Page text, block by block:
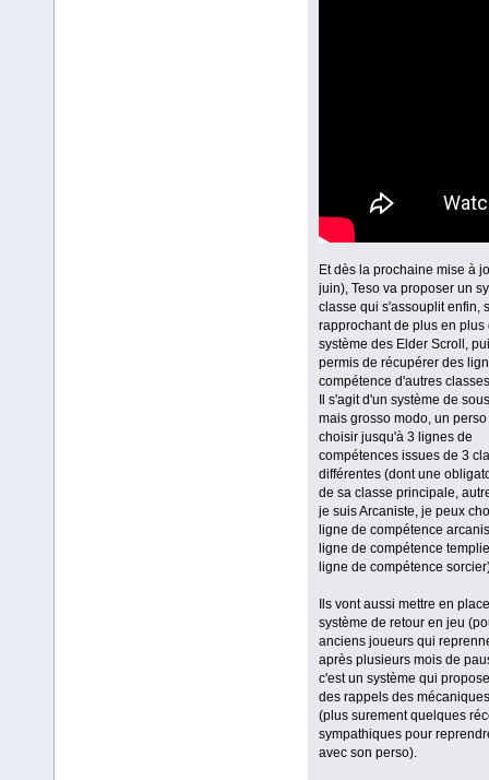
Et dès la prochaine mise à
juin), Teso va proposer un
classe qui s'assouplit enfin,
rapprochant de plus en plus
système des Elder Scroll,
permis de récupérer des
compétence d'autres
Il s'agit d'un système de
mais grosso modo, un
choisir jusqu'à 3 lignes de
compétences issues de 3
différentes (dont une
de sa classe principale,
je suis Arcaniste, je peux
ligne de compétence
ligne de compétence
ligne de compétence
Ils vont aussi mettre en
système de retour en jeu
anciens joueurs qui
après plusieurs mois de
c'est un système qui
des rappels des
(plus surement quelques
sympathiques pour
avec son perso).